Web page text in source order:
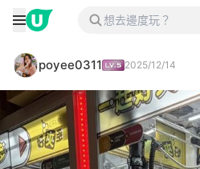
poyee0311 2025/12/14